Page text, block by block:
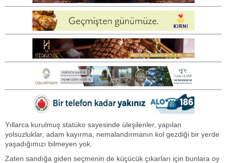
Yıllarca kurulmuş statüko sayesinde üleşilenler, yapılan
yolsuzluklar, adam kayırma, nemalandırmanın kol gezdiği bir yerde
yaşadığımızı bilmeyen yok.
Zaten sandığa giden seçmenin de küçücük çıkarları için bunlara oy